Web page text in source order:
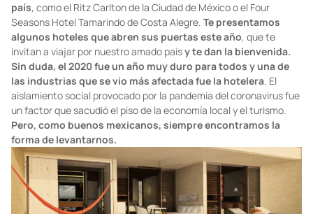
México es uno de los lugares más atractivos para vacacionar
en el mundo,gracias a su riqueza cultural, ciudades llenas de
vida, pueblos mágicos, exuberante vegetación y playas
inigualables.Este 2021 llegan nuevos proyectos por todo el
país, como el Ritz Carlton de la Ciudad de México o el Four
Seasons Hotel Tamarindo de Costa Alegre.Te presentamos
algunos hoteles que abren sus puertas este año, que te
invitan a viajar por nuestro amado país y te dan la bienvenida.
Sin duda, el 2020 fue un año muy duro para todos y una de
las industrias que se vio más afectada fue la hotelera. El
aislamiento social provocado por la pandemia del coronavirus fue
un factor que sacudió el piso de la economía local y el turismo.
Pero, como buenos mexicanos, siempre encontramos la
forma de levantarnos.